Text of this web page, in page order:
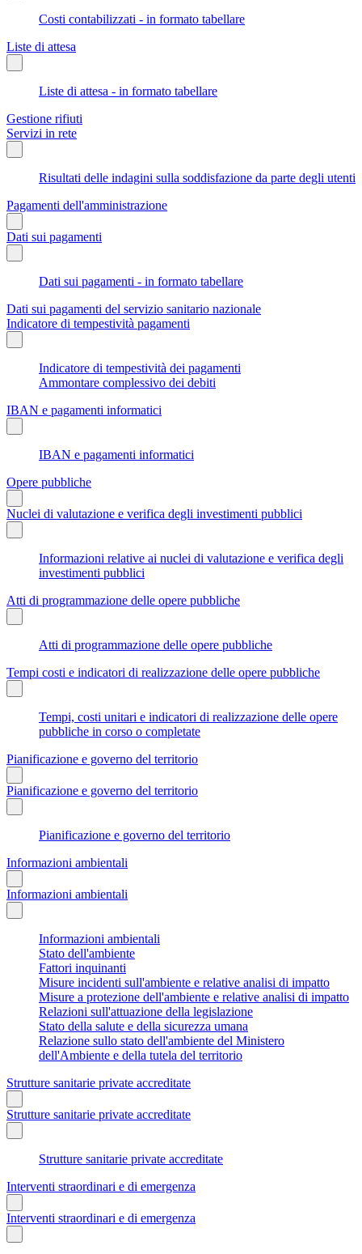
Costi contabilizzati - in formato tabellare
Liste di attesa
Liste di attesa - in formato tabellare
Gestione rifiuti
Servizi in rete
Risultati delle indagini sulla soddisfazione da parte degli utenti
Pagamenti dell'amministrazione
Dati sui pagamenti
Dati sui pagamenti - in formato tabellare
Dati sui pagamenti del servizio sanitario nazionale
Indicatore di tempestività pagamenti
Indicatore di tempestività dei pagamenti
Ammontare complessivo dei debiti
IBAN e pagamenti informatici
IBAN e pagamenti informatici
Opere pubbliche
Nuclei di valutazione e verifica degli investimenti pubblici
Informazioni relative ai nuclei di valutazione e verifica degli
investimenti pubblici
Atti di programmazione delle opere pubbliche
Atti di programmazione delle opere pubbliche
Tempi costi e indicatori di realizzazione delle opere pubbliche
Tempi, costi unitari e indicatori di realizzazione delle opere
pubbliche in corso o completate
Pianificazione e governo del territorio
Pianificazione e governo del territorio
Pianificazione e governo del territorio
Informazioni ambientali
Informazioni ambientali
Informazioni ambientali
Stato dell'ambiente
Fattori inquinanti
Misure incidenti sull'ambiente e relative analisi di impatto
Misure a protezione dell'ambiente e relative analisi di impatto
Relazioni sull'attuazione della legislazione
Stato della salute e della sicurezza umana
Relazione sullo stato dell'ambiente del Ministero
dell'Ambiente e della tutela del territorio
Strutture sanitarie private accreditate
Strutture sanitarie private accreditate
Strutture sanitarie private accreditate
Interventi straordinari e di emergenza
Interventi straordinari e di emergenza